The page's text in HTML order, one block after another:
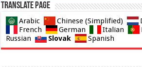
Translate page
Arabic Chinese (Simplified)
French
German Italian
Russian
Slovak Spanish